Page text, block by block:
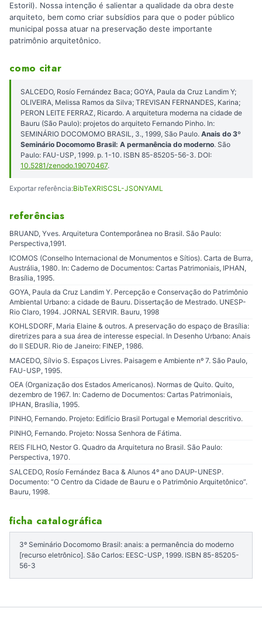
Estoril). Nossa intenção é salientar a qualidade da obra deste
arquiteto, bem como criar subsídios para que o poder público
municipal possa atuar na preservação deste importante
patrimônio arquitetônico.
como citar
SALCEDO, Rosío Fernández Baca; GOYA, Paula da Cruz Landim Y;
OLIVEIRA, Melissa Ramos da Silva; TREVISAN FERNANDES, Karina;
PERON LEITE FERRAZ, Ricardo. A arquitetura moderna na cidade de
Bauru (São Paulo): projetos do arquiteto Fernando Pinho. In:
SEMINÁRIO DOCOMOMO BRASIL, 3., 1999, São Paulo. Anais do 3º
Seminário Docomomo Brasil: A permanência do moderno. São
Paulo: FAU-USP, 1999. p. 1-10. ISBN 85-85205-56-3. DOI:
10.5281/zenodo.19070467.
Exportar referência:BibTeXRISCSL-JSONYAML
referências
BRUAND, Yves. Arquitetura Contemporânea no Brasil. São Paulo:
Perspectiva,1991.
ICOMOS (Conselho Internacional de Monumentos e Sítios). Carta de Burra,
Austrália, 1980. In: Caderno de Documentos: Cartas Patrimoniais, IPHAN,
Brasília, 1995.
GOYA, Paula da Cruz Landim Y. Percepção e Conservação do Patrimônio
Ambiental Urbano: a cidade de Bauru. Dissertação de Mestrado. UNESP-
Rio Claro, 1994. JORNAL SERVIR. Bauru, 1998
KOHLSDORF, Maria Elaine & outros. A preservação do espaço de Brasília:
diretrizes para a sua área de interesse especial. In Desenho Urbano: Anais
do II SEDUR. Rio de Janeiro: FINEP, 1986.
MACEDO, Sílvio S. Espaços Livres. Paisagem e Ambiente nº 7. São Paulo,
FAU-USP, 1995.
OEA (Organização dos Estados Americanos). Normas de Quito. Quito,
dezembro de 1967. In: Caderno de Documentos: Cartas Patrimoniais,
IPHAN, Brasília, 1995.
PINHO, Fernando. Projeto: Edifício Brasil Portugal e Memorial descritivo.
PINHO, Fernando. Projeto: Nossa Senhora de Fátima.
REIS FILHO, Nestor G. Quadro da Arquitetura no Brasil. São Paulo:
Perspectiva, 1970.
SALCEDO, Rosío Fernández Baca & Alunos 4º ano DAUP-UNESP.
Documento: “O Centro da Cidade de Bauru e o Patrimônio Arquitetônico”.
Bauru, 1998.
ficha catalográfica
3º Seminário Docomomo Brasil: anais: a permanência do moderno
[recurso eletrônico]. São Carlos: EESC-USP, 1999. ISBN 85-85205-
56-3